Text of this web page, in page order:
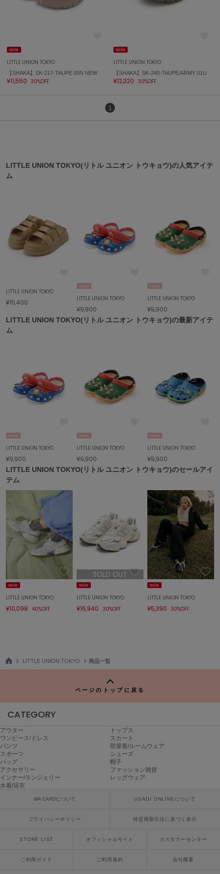
Onitsuka Tiger
ORGUE
オルグ
Philly chocolate
PUMA
プーマ
SALOMON
サロモン
SESAME STREET MARKET
セサミストリートマーケット
Sneakers by emmi
Snow Peak
スノーピーク
SNIDEL
スナイデル
SNIDEL HOME
スナイデル ホーム
SOFER
ソフェル
SOMEWHERE BUTTER.
サムウェアバター
ソリン
SUICOKE
スイコック
swanë
TAW&TOE
トーアンドトー
TEVA
ザバーネット
THE NORTH FACE
sale
LITTLE UNION TOKYO
【SHAKA】SK-217-TAUPE 00N NEW
¥11,550 30%OFF
sale
LITTLE UNION TOKYO
【SHAKA】SK-240-TAUPE/ARMY 01U
¥12,320 30%OFF
1
LITTLE UNION TOKYO(リトル ユニオン トウキョウ)の人気アイテ
ム
LITTLE UNION TOKYO
¥15,400
new
LITTLE UNION TOKYO
¥9,900
new
LITTLE UNION TOKYO
¥9,900
LITTLE UNION TOKYO(リトル ユニオン トウキョウ)の最新アイテ
ム
new
LITTLE UNION TOKYO
¥9,900
new
LITTLE UNION TOKYO
¥9,900
new
LITTLE UNION TOKYO
¥9,900
LITTLE UNION TOKYO(リトル ユニオン トウキョウ)のセールアイ
テム
sale
LITTLE UNION TOKYO
¥10,098 40%OFF
SOLD OUT
sale
LITTLE UNION TOKYO
¥16,940 30%OFF
sale
LITTLE UNION TOKYO
¥5,390 30%OFF
TO
LITTLE UNION TOKYO 商品一覧
ページのトップに戻る
CATEGORY
アウター
トップス
ワンピース/ドレス
スカート
パンツ
部屋着/ルームウェア
スポーツ
シューズ
バッグ
帽子
アクセサリー
ファッション雑貨
インナー/ランジェリー
レッグウェア
水着/浴衣
MA CARDについて USAGI ONLINEについて
プライバシーポリシー 特定商取引法に基づく表示
STORE LIST オフィシャルサイト カスタマーセンター
ご利用ガイド ご利用規約 会社概要